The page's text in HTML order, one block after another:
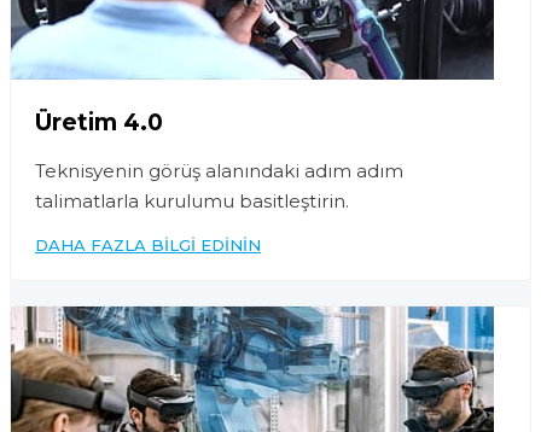
Üretim 4.0
Teknisyenin görüş alanındaki adım adım
talimatlarla kurulumu basitleştirin.
DAHA FAZLA BILGI EDININ